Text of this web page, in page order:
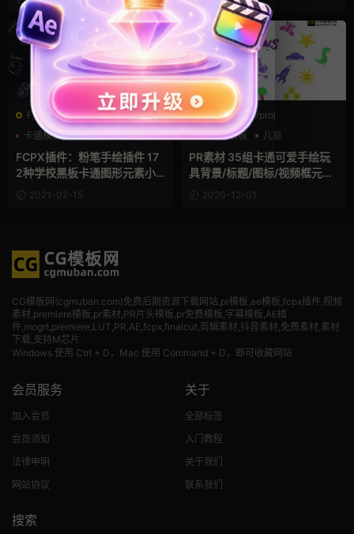
ns
FCPX字幕
卡通模板
对话框 手绘风
FCPX插件：粉笔手绘插件 17
2种学校黑板卡通图形元素小
动画 mChalkboard
2021-02-15
PR工程模板prproj
PR字幕模板
儿童
卡通模板
PR素材 35组卡通可爱手绘玩
具背景/标题/图标/视频框元素
Kids and Toys Hand Drawn
Pack
2020-12-01
CG模板网(cgmuban.com)免费后期资源下载网站,pr模板,ae模板,fcpx插件,视频
素材,premiere模板,pr素材,PR片头模板,pr免费模板,字幕模板,AE插
件,mogrt,premiere,LUT,PR,AE,fcpx,finalcut,剪辑素材,抖音素材,免费素材,素材
下载,支持M芯片
Windows 使用 Ctrl + D，Mac 使用 Command + D，即可收藏网站
会员服务
加入会员
会员须知
法律申明
网站协议
关于
全部标签
入门教程
关于我们
联系我们
搜索